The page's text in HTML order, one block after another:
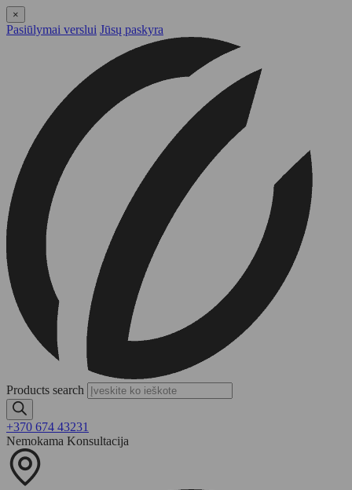
×
Pasiūlymai verslui Jūsų paskyra
Products search
+370 674 43231
Nemokama Konsultacija